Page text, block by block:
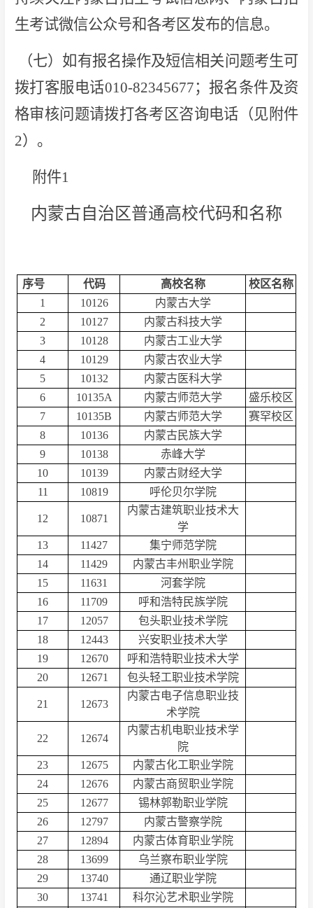
生考试微信公众号和各考区发布的信息。
（七）如有报名操作及短信相关问题考生可
拨打客服电话010-82345677；报名条件及资
格审核问题请拨打各考区咨询电话（见附件
2）。
附件1
内蒙古自治区普通高校代码和名称
序号 代码 高校名称
校区名称
1
10126
内蒙古大学
2
10127
内蒙古科技大学
3
10128
内蒙古工业大学
4
10129
内蒙古农业大学
5
10132
内蒙古医科大学
6
10135A 内蒙古师范大学
盛乐校区
7
10135B 内蒙古师范大学
赛罕校区
8
10136
内蒙古民族大学
9
10138
赤峰大学
10
10139
内蒙古财经大学
11
10819 呼伦贝尔学院
12 10871
内蒙古建筑职业技术大
学
13
11427
集宁师范学院
14
11429
内蒙古丰州职业学院
15
11631
河套学院
16
11709
呼和浩特民族学院
17
12057
包头职业技术学院
18
12443
兴安职业技术大学
19
12670
呼和浩特职业技术大学
20
12671 包头轻工职业技术学院
21 12673
内蒙古电子信息职业技
术学院
22 12674
内蒙古机电职业技术学
院
23
12675
内蒙古化工职业学院
24
12676
内蒙古商贸职业学院
25
12677
锡林郭勒职业学院
26
12797
内蒙古警察学院
27
12894
内蒙古体育职业学院
28
13699
乌兰察布职业学院
29
13740
通辽职业学院
30
13741 科尔沁艺术职业学院